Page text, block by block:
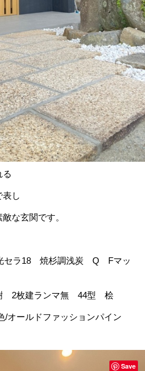
る
表し
な玄関です。
セラ18 焼杉調浅炭 Q Fマッ
2枚建ランマ無 44型 桧
ールドファッションパイン
Save